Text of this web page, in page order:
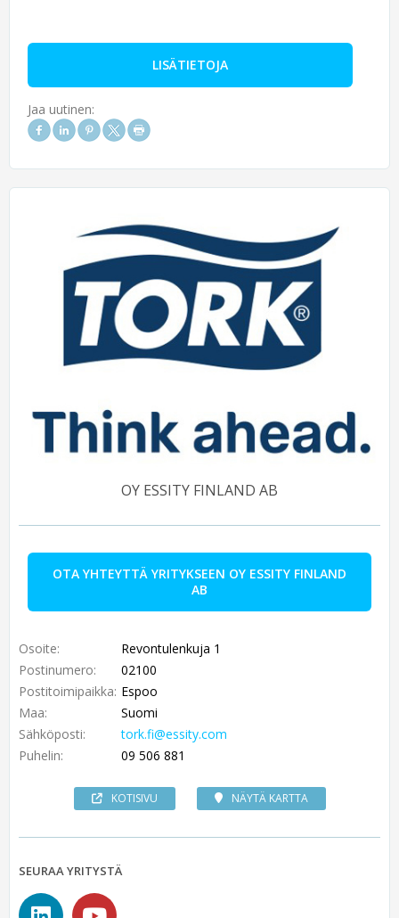
LISÄTIETOJA
Jaa uutinen:
OY ESSITY FINLAND AB
OTA YHTEYTTÄ YRITYKSEEN OY ESSITY FINLAND
AB
Osoite:
Revontulenkuja 1
Postinumero:
02100
Postitoimipaikka: Espoo
Maa:
Suomi
Sähköposti:
tork.fi@essity.com
Puhelin:
09 506 881
KOTISIVU NÄYTÄ KARTTA
SEURAA YRITYSTÄ